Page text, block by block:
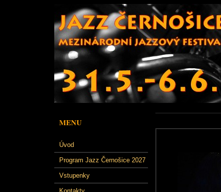
MENU
Úvod
Program Jazz Černošice 2027
Vstupenky